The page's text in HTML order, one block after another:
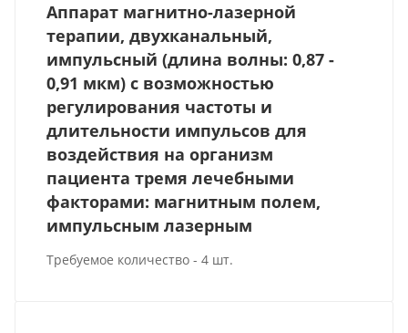
Аппарат магнитно-лазерной
терапии, двухканальный,
импульсный (длина волны: 0,87 -
0,91 мкм) с возможностью
регулирования частоты и
длительности импульсов для
воздействия на организм
пациента тремя лечебными
факторами: магнитным полем,
импульсным лазерным
Требуемое количество - 4 шт.